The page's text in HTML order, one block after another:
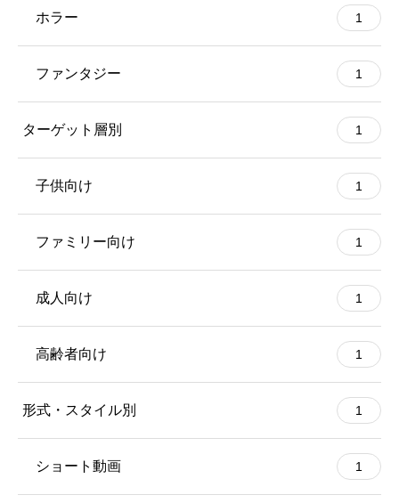
ホラー 1
ファンタジー 1
ターゲット層別 1
子供向け 1
ファミリー向け 1
成人向け 1
高齢者向け 1
形式・スタイル別 1
ショート動画 1